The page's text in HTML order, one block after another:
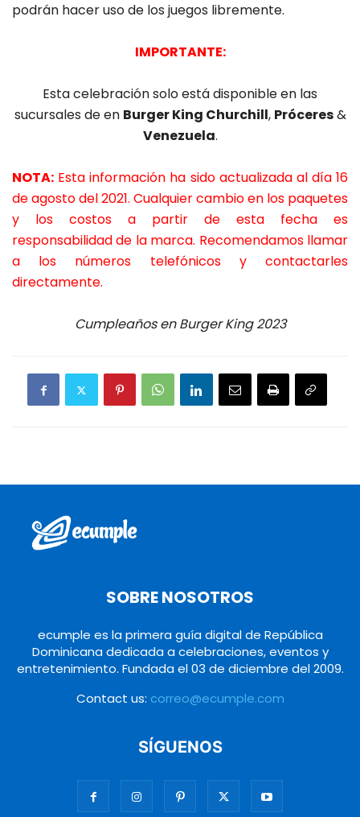
podrán hacer uso de los juegos libremente.
IMPORTANTE:
Esta celebración solo está disponible en las
sucursales de en Burger King Churchill, Próceres&
Venezuela.
NOTA: Esta información ha sido actualizada al día 16
de agosto del 2021. Cualquier cambio en los paquetes
y los costos a partir de esta fecha es
responsabilidad de la marca. Recomendamos llamar
a los números telefónicos y contactarles
directamente.
Cumpleaños en Burger King 2023
SOBRE NOSOTROS
ecumple es la primera guía digital de República
Dominicana dedicada a celebraciones, eventos y
entretenimiento. Fundada el 03 de diciembre del 2009.
Contact us: correo@ecumple.com
SÍGUENOS